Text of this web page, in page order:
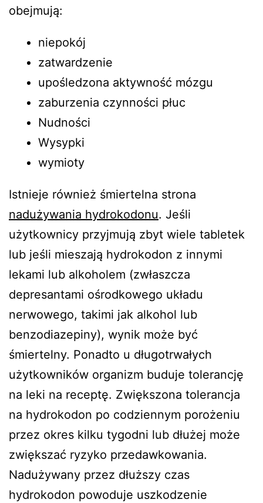
obejmują:
niepokój
zatwardzenie
upośledzona aktywność mózgu
zaburzenia czynności płuc
Nudności
Wysypki
wymioty
Istnieje również śmiertelna strona
nadużywania hydrokodonu. Jeśli
użytkownicy przyjmują zbyt wiele tabletek
lub jeśli mieszają hydrokodon z innymi
lekami lub alkoholem (zwłaszcza
depresantami ośrodkowego układu
nerwowego, takimi jak alkohol lub
benzodiazepiny), wynik może być
śmiertelny. Ponadto u długotrwałych
użytkowników organizm buduje tolerancję
na leki na receptę. Zwiększona tolerancja
na hydrokodon po codziennym porożeniu
przez okres kilku tygodni lub dłużej może
zwiększać ryzyko przedawkowania.
Nadużywany przez dłuższy czas
hydrokodon powoduje uszkodzenie